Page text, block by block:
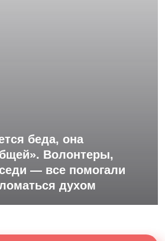
беда, она
Волонтеры,
— все помогали
духом